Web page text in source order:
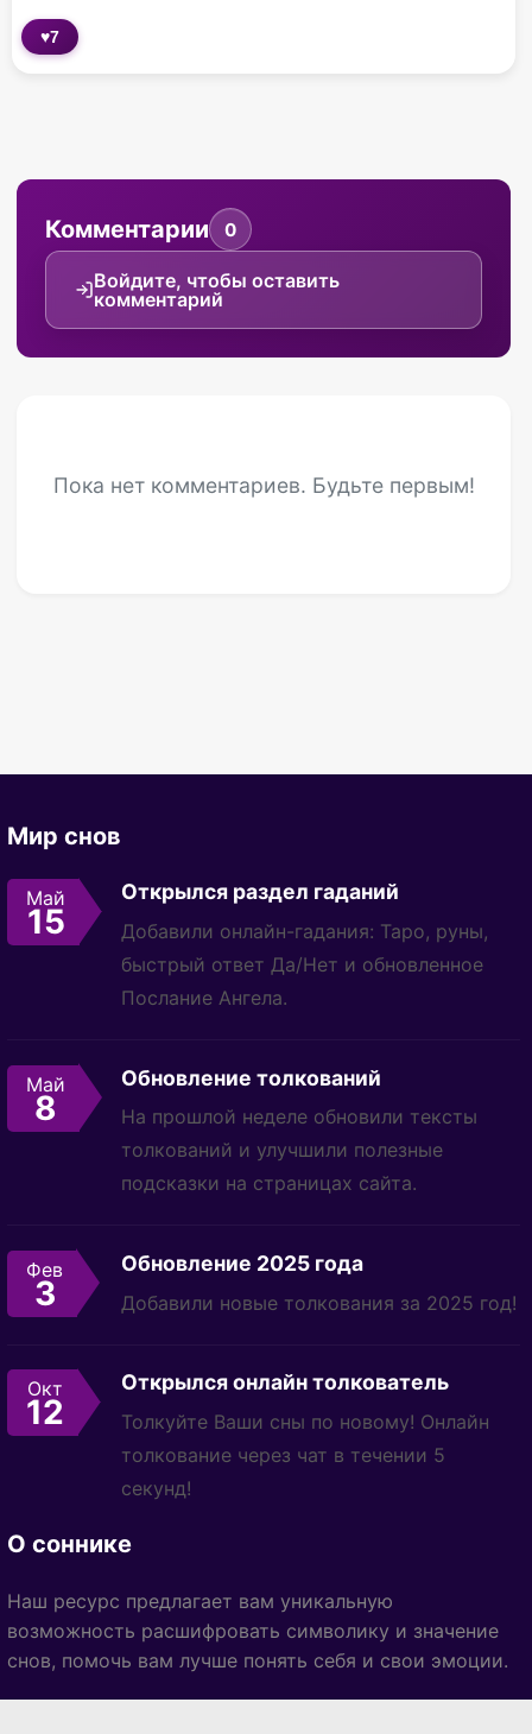
♥7
Комментарии 0
Войдите, чтобы оставить
комментарий
Пока нет комментариев. Будьте первым!
Мир снов
Май
15
Открылся раздел гаданий
Добавили онлайн-гадания: Таро, руны,
быстрый ответ Да/Нет и обновленное
Послание Ангела.
Май
8
Обновление толкований
На прошлой неделе обновили тексты
толкований и улучшили полезные
подсказки на страницах сайта.
Фев
3
Обновление 2025 года
Добавили новые толкования за 2025 год!
Окт
12
Открылся онлайн толкователь
Толкуйте Ваши сны по новому! Онлайн
толкование через чат в течении 5
секунд!
О соннике
Наш ресурс предлагает вам уникальную
возможность расшифровать символику и значение
снов, помочь вам лучше понять себя и свои эмоции.